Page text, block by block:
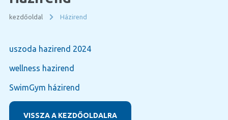
kezdőoldal Házirend
uszoda hazirend 2024
wellness hazirend
SwimGym házirend
VISSZA A KEZDŐOLDALRA